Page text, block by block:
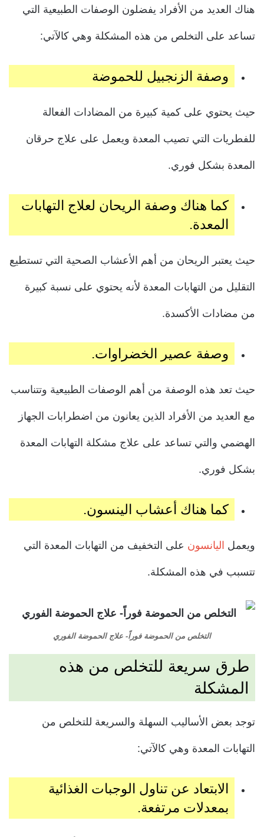
هناك العديد من الأفراد يفضلون الوصفات الطبيعية التي
تساعد على التخلص من هذه المشكلة وهي كالآتي:
وصفة الزنجبيل للحموضة
حيث يحتوي على كمية كبيرة من المضادات الفعالة
للفطريات التي تصيب المعدة ويعمل على علاج حرقان
المعدة بشكل فوري.
كما هناك وصفة الريحان لعلاج التهابات
المعدة.
حيث يعتبر الريحان من أهم الأعشاب الصحية التي تستطيع
التقليل من التهابات المعدة لأنه يحتوي على نسبة كبيرة
من مضادات الأكسدة.
وصفة عصير الخضراوات.
حيث تعد هذه الوصفة من أهم الوصفات الطبيعية وتتناسب
مع العديد من الأفراد الذين يعانون من اضطرابات الجهاز
الهضمي والتي تساعد على علاج مشكلة التهابات المعدة
بشكل فوري.
كما هناك أعشاب الينسون.
ويعمل اليانسون على التخفيف من التهابات المعدة التي
تتسبب في هذه المشكلة.
التخلص من الحموضة فوراً- علاج الحموضة الفوري
طرق سريعة للتخلص من هذه
المشكلة
توجد بعض الأساليب السهلة والسريعة للتخلص من
التهابات المعدة وهي كالآتي:
الابتعاد عن تناول الوجبات الغذائية
بمعدلات مرتفعة.